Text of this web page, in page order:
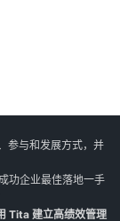
参与和发展方式，并
功企业最佳落地一手
Tita 建立高绩效管理